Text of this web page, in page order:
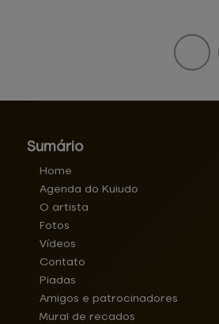
Sumário
Home
Agenda do Kuiudo
O artista
Fotos
Vídeos
Contato
Piadas
Amigos e patrocinadores
Mural de recados